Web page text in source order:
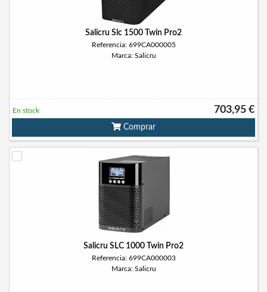
Salicru Slc 1500 Twin Pro2
Referencia: 699CA000005
Marca: Salicru
703,95 €
En stock
Comprar
Salicru SLC 1000 Twin Pro2
Referencia: 699CA000003
Marca: Salicru